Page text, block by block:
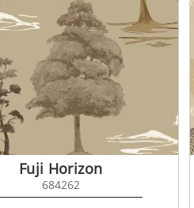
Fuji Horizon
684262